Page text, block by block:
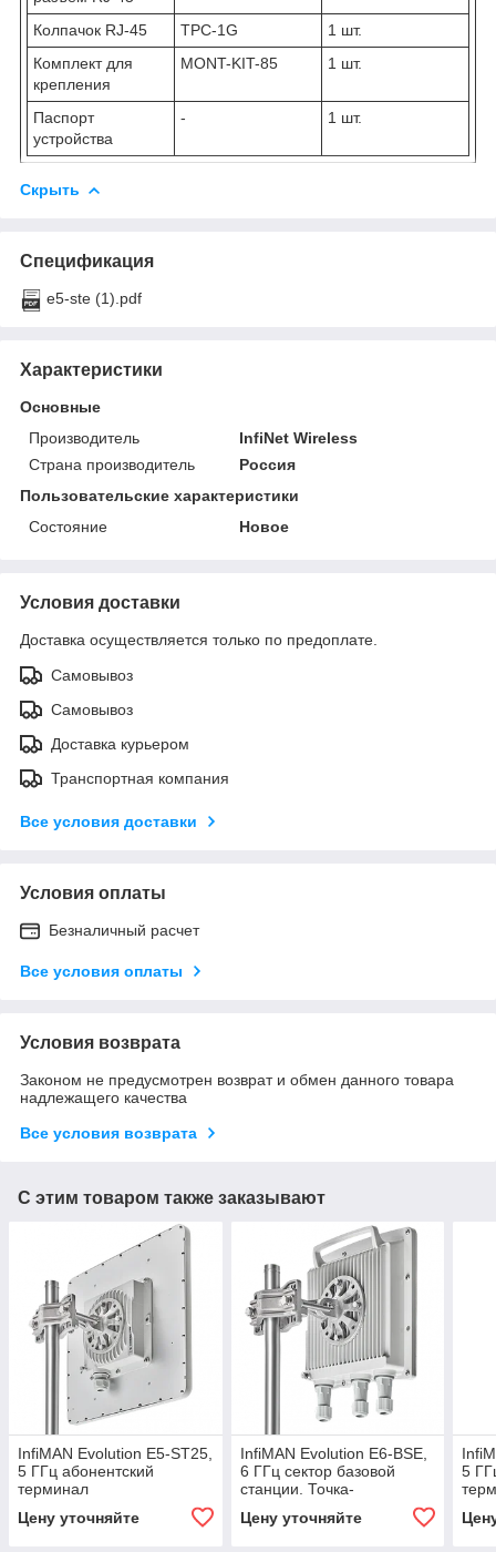
Колпачок RJ-45
TPC-1G
1 шт.
Комплект для
крепления
MONT-KIT-85 1 шт.
Паспорт
устройства
- 1 шт.
Скрыть
Спецификация
e5-ste (1).pdf
Характеристики
Основные
Производитель
InfiNet Wireless
Страна производитель
Россия
Пользовательские характеристики
Состояние
Новое
Условия доставки
Доставка осуществляется только по предоплате.
Самовывоз
Самовывоз
Доставка курьером
Транспортная компания
Все условия доставки
Условия оплаты
Безналичный расчет
Все условия оплаты
Условия возврата
Законом не предусмотрен возврат и обмен данного товара
надлежащего качества
Все условия возврата
С этим товаром также заказывают
InfiMAN Evolution E5-ST25,
5 ГГц абонентский
терминал
Цену уточняйте
InfiMAN Evolution E6-BSE,
6 ГГц сектор базовой
станции. Точка-
Цену уточняйте
5